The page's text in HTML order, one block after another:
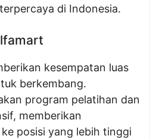
di Indonesia.
kesempatan luas
berkembang.
program pelatihan dan
memberikan
posisi yang lebih tinggi